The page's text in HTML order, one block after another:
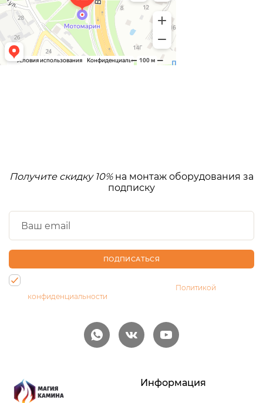
Получите скидку 10%на монтаж оборудования за
подписку
ПОДПИСАТЬСЯ
Политикой
конфиденциальности
Информация